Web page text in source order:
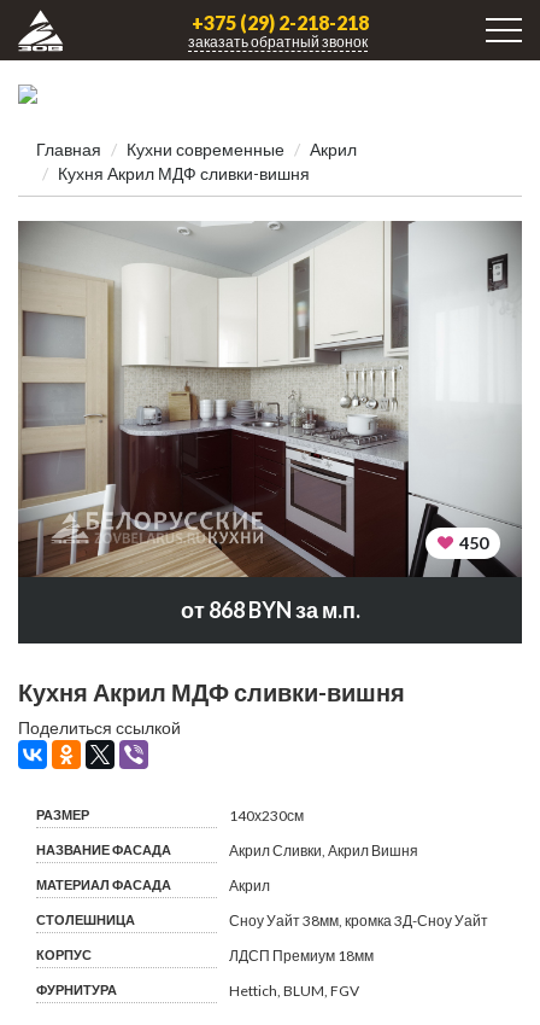
+375 (29) 2-218-218
заказать обратный звонок
Главная Кухни современные
Акрил
Кухня Акрил МДФ сливки-вишня
450
от 868 BYN за м.п.
Кухня Акрил МДФ сливки-вишня
Поделиться ссылкой
РАЗМЕР 140х230см
НАЗВАНИЕ ФАСАДА Акрил Сливки, Акрил Вишня
МАТЕРИАЛ ФАСАДА Акрил
СТОЛЕШНИЦА Сноу Уайт 38мм, кромка 3Д-Сноу Уайт
КОРПУС ЛДСП Премиум 18мм
ФУРНИТУРА Hettich, BLUM, FGV